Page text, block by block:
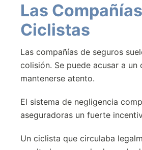
Las
Ciclistas
Las compañías de seguros
colisión. Se puede acusar a
mantenerse atento.
El sistema de negligencia
aseguradoras un fuerte
Un ciclista que circulaba